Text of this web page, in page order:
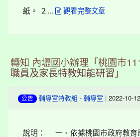
紙。 ２...
觀看完整文章
轉知 內壢國小辦理「桃園市
職員及家長特教知能研習」
公告 輔導室特教組 - 輔導室 | 2022-10-
說明： 一、依據桃園市政府教育